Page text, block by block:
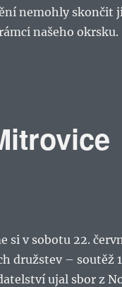
nemohly skončit
našeho okrsku.
si v sobotu 22.
družstev – soutěž
ujal sbor z